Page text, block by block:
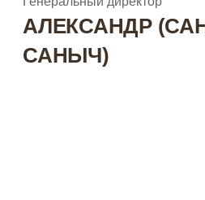
АЛЕКСАНДР
САНЫЧ)